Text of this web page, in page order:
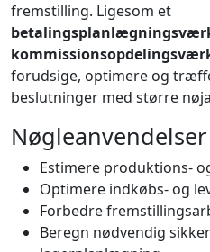
fremstilling. Ligesom et
forudsige, optimere og
beslutninger med større
Nøgleanvendelser
Estimere produktions-
Optimere indkøbs- og
Forbedre
Beregn nødvendig